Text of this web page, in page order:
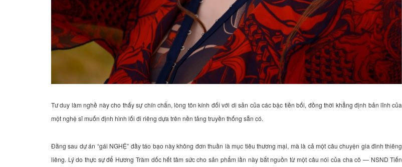
Tư duy làm nghề này cho thấy sự chín chắn, lòng tôn kính đối với di sản của các bậc tiền bối, đồng thời khẳng định bản lĩnh của
một nghệ sĩ muốn định hình lối đi riêng dựa trên nền tảng truyền thống sẵn có.
Đằng sau dự án “gái NGHỆ” đầy táo bạo này không đơn thuần là mục tiêu thương mại, mà là cả một câu chuyện gia đình thiêng
liêng. Lý do thực sự để Hương Tràm dốc hết tâm sức cho sản phẩm lần này bắt nguồn từ một câu nói của cha cô — NSND Tiến